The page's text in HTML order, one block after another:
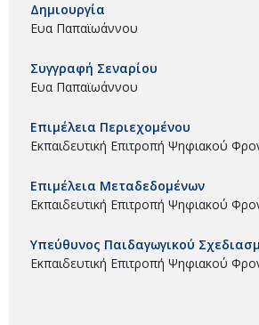
Δημιουργία
Ευα Παπαϊωάννου
Συγγραφή Σεναρίου
Ευα Παπαϊωάννου
Επιμέλεια Περιεχομένου
Εκπαιδευτική Επιτροπή Ψηφιακού
Επιμέλεια Μεταδεδομένων
Εκπαιδευτική Επιτροπή Ψηφιακού
Υπεύθυνος Παιδαγωγικού
Εκπαιδευτική Επιτροπή Ψηφιακού